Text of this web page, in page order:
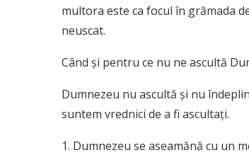
multora este ca focul în grămada
neuscat.
Când şi pentru ce nu ne ascultă
Dumnezeu nu ascultă şi nu
suntem vrednici de a fi ascultaţi.
1. Dumnezeu se aseamănă cu un